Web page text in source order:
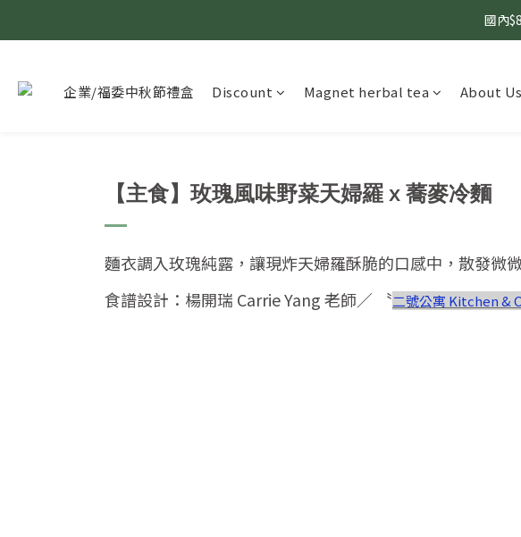
國內
國內
國內
企業/福委中秋節禮盒 Discount Magnet herbal tea About Us
【主食】玫瑰風味野菜天婦羅 x 蕎麥冷麵
麵衣調入玫瑰純露，讓現炸天婦羅酥脆的口感中，散發微
食譜設計：楊開瑞 Carrie Yang 老師／ 〝二號公寓 Kitchen &